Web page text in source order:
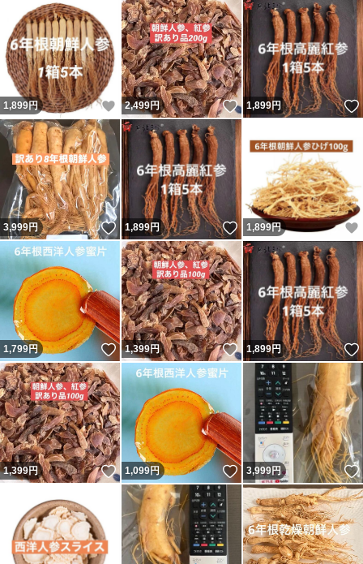
1,899円 いいね！
2,499円 いいね！
1,899円
3,999円 いいね！
1,899円 いいね！
1,899円
1,799円 いいね！
1,399円 いいね！
1,899円
1,399円 いいね！
1,099円 いいね！
3,999円